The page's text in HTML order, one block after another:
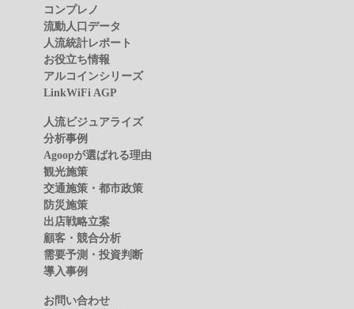
コンプレノ
流動人口データ
人流統計レポート
お役立ち情報
アルコインシリーズ
LinkWiFi AGP
人流ビジュアライズ
分析事例
Agoopが選ばれる理由
観光施策
交通施策・都市政策
防災施策
出店戦略立案
顧客・競合分析
需要予測・投資判断
導入事例
お問い合わせ